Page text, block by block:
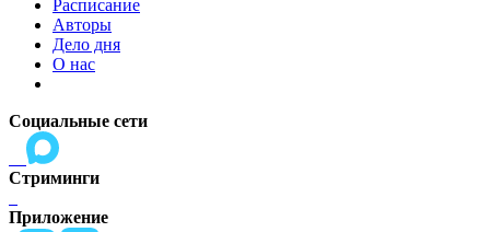
Расписание
Авторы
Дело дня
О нас
Социальные сети
Стриминги
Приложение